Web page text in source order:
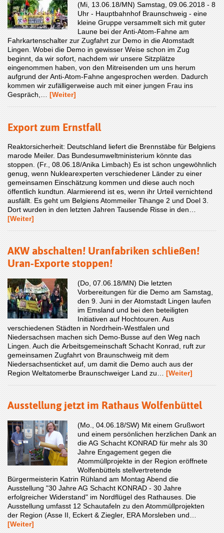
(Mi, 13.06.18/MN) Samstag, 09.06.2018 - 8
Uhr - Hauptbahnhof Braunschweig - eine
kleine Gruppe versammelt sich mit guter
Laune bei der Anti-Atom-Fahne am
Fahrkartenschalter zur Zugfahrt zur Demo in die Atomstadt
Lingen. Wobei die Demo in gewisser Weise schon im Zug
beginnt, da wir sofort, nachdem wir unsere Sitzplätze
eingenommen haben, von den Mitreisenden um uns herum
aufgrund der Anti-Atom-Fahne angesprochen werden. Dadurch
kommen wir zufälligerweise auch mit einer jungen Frau ins
Gespräch,… [Weiter]
Export zum Ernstfall
Reaktorsicherheit: Deutschland liefert die Brennstäbe für Belgiens
marode Meiler. Das Bundesumweltministerium könnte das
stoppen. (Fr., 08.06.18/Anika Limbach) Es ist schon ungewöhnlich
genug, wenn Nuklearexperten verschiedener Länder zu einer
gemeinsamen Einschätzung kommen und diese auch noch
öffentlich kundtun. Alarmierend ist es, wenn ihr Urteil vernichtend
ausfällt. Es geht um Belgiens Atommeiler Tihange 2 und Doel 3.
Dort wurden in den letzten Jahren Tausende Risse in den…
[Weiter]
AKW abschalten! Uranfabriken schließen!
Uran-Exporte stoppen!
(Do, 07.06.18/MN) Die letzten
Vorbereitungen für die Demo am Samstag,
den 9. Juni in der Atomstadt Lingen laufen
im Emsland und bei den beteiligten
Initiativen auf Hochtouren. Aus
verschiedenen Städten in Nordrhein-Westfalen und
Niedersachsen machen sich Demo-Busse auf den Weg nach
Lingen. Auch die Arbeitsgemeinschaft Schacht Konrad, ruft zur
gemeinsamen Zugfahrt von Braunschweig mit dem
Niedersachsenticket auf, um damit die Demo auch aus der
Region Weltatomerbe Braunschweiger Land zu… [Weiter]
Ausstellung jetzt im Rathaus Wolfenbüttel
(Mo., 04.06.18/SW) Mit einem Grußwort
und einem persönlichen herzlichen Dank an
die AG Schacht KONRAD für mehr als 30
Jahre Engagement gegen die
Atommüllprojekte in der Region eröffnete
Wolfenbüttels stellvertretende
Bürgermeisterin Katrin Rühland am Montag Abend die
Ausstellung "30 Jahre AG Schacht KONRAD - 30 Jahre
erfolgreicher Widerstand" im Nordflügel des Rathauses. Die
Ausstellung umfasst 12 Schautafeln zu den Atommüllprojekten
der Region (Asse II, Eckert & Ziegler, ERA Morsleben und…
[Weiter]